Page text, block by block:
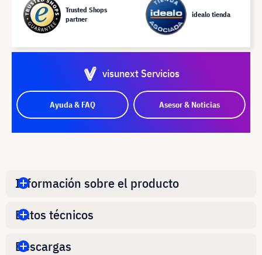
Trusted Shops
partner
idealo tienda
visunext Servicios
Ayuda & FAQ Asesor & Noticias
Información sobre el producto
Datos técnicos
Descargas